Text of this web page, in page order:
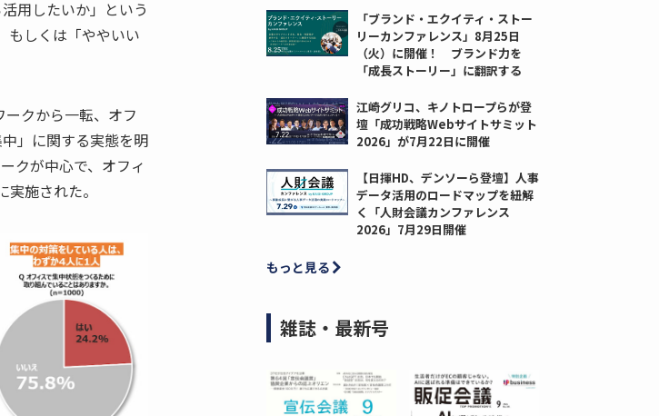
用したいか」という
もしくは「ややいい
クから一転、オフ
」に関する実態を明
クが中心で、オフィ
施された。
「ブランド・エクイティ・ストー
リーカンファレンス」8月25日
（火）に開催！ ブランド力を
「成長ストーリー」に翻訳する
江崎グリコ、キノトロープらが登
壇「成功戦略Webサイトサミット
2026」が7月22日に開催
【日揮HD、デンソーら登壇】人事
データ活用のロードマップを紐解
く「人財会議カンファレンス
2026」7月29日開催
もっと見る
雑誌・最新号